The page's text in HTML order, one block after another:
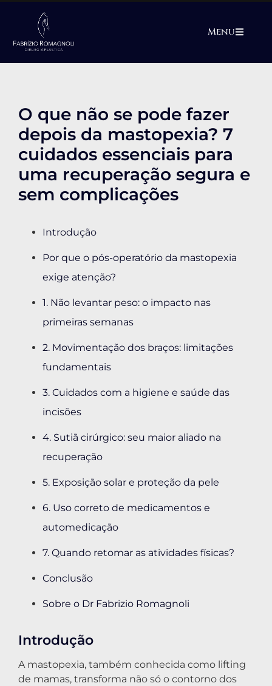
Menu
O que não se pode fazer
depois da mastopexia? 7
cuidados essenciais para
uma recuperação segura e
sem complicações
Introdução
Por que o pós-operatório da mastopexia
exige atenção?
1. Não levantar peso: o impacto nas
primeiras semanas
2. Movimentação dos braços: limitações
fundamentais
3. Cuidados com a higiene e saúde das
incisões
4. Sutiã cirúrgico: seu maior aliado na
recuperação
5. Exposição solar e proteção da pele
6. Uso correto de medicamentos e
automedicação
7. Quando retomar as atividades físicas?
Conclusão
Sobre o Dr Fabrizio Romagnoli
Introdução
A mastopexia, também conhecida como lifting
de mamas, transforma não só o contorno dos